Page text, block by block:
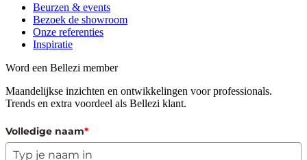
Beurzen & events
Bezoek de showroom
Onze referenties
Inspiratie
Word een Bellezi member
Maandelijkse inzichten en ontwikkelingen voor professionals.
Trends en extra voordeel als Bellezi klant.
Volledige naam*